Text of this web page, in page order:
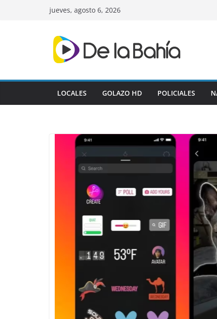
jueves, agosto 6, 2026
LOCALES GOLAZO HD POLICIALES